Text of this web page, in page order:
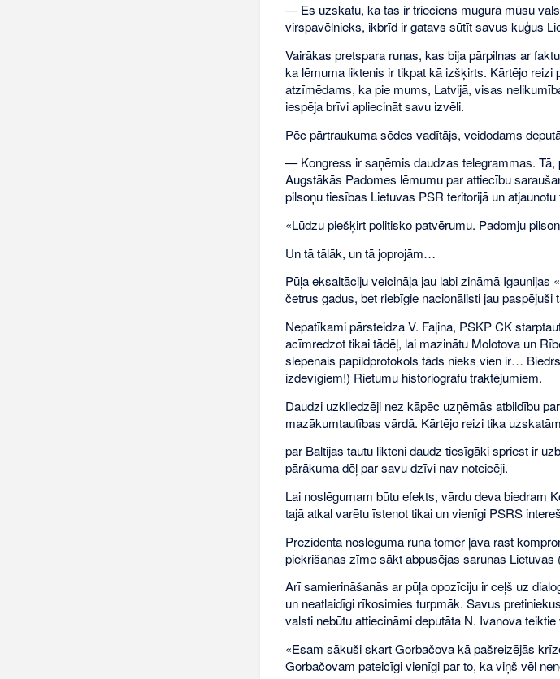
— Es uzskatu, ka tas ir trieciens mugurā mūsu
virspavēlnieks, ikbrīd ir gatavs sūtīt savus kuģus
Vairākas pretspara runas, kas bija pārpilnas ar
ka lēmuma liktenis ir tikpat kā izšķirts. Kārtējo
atzīmēdams, ka pie mums, Latvijā, visas
iespēja brīvi apliecināt savu izvēli.
Pēc pārtraukuma sēdes vadītājs, veidodams
— Kongress ir saņēmis daudzas telegrammas.
Augstākās Padomes lēmumu par attiecību
pilsoņu tiesības Lietuvas PSR teritorijā un
«Lūdzu piešķirt politisko patvērumu. Padomju
Un tā tālāk, un tā joprojām…
Pūļa eksaltāciju veicināja jau labi zināmā
četrus gadus, bet riebīgie nacionālisti jau
Nepatīkami pārsteidza V. Faļina, PSKP CK
acīmredzot tikai tādēļ, lai mazinātu Molotova un
slepenais papildprotokols tāds nieks vien ir…
izdevīgiem!) Rietumu historiogrāfu traktējumiem.
Daudzi uzkliedzēji nez kāpēc uzņēmās atbildību
mazākumtautības vārdā. Kārtējo reizi tika
par Baltijas tautu likteni daudz tiesīgāki spriest ir
pārākuma dēļ par savu dzīvi nav noteicēji.
Lai noslēgumam būtu efekts, vārdu deva biedram
tajā atkal varētu īstenot tikai un vienīgi PSRS
Prezidenta noslēguma runa tomēr ļāva rast
piekrišanas zīme sākt abpusējas sarunas
Arī samierināšanās ar pūļa opozīciju ir ceļš uz
un neatlaidīgi rīkosimies turpmāk. Savus
valsti nebūtu attiecināmi deputāta N. Ivanova teiktie
«Esam sākuši skart Gorbačova kā pašreizējās
Gorbačovam pateicīgi vienīgi par to, ka viņš vēl